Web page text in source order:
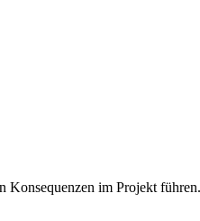
im Projekt